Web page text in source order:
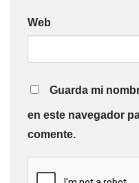
Web
Guarda mi
en este navegador
comente.